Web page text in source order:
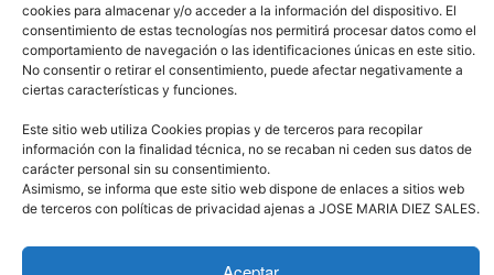
cookies para almacenar y/o acceder a la información del dispositivo. El
consentimiento de estas tecnologías nos permitirá procesar datos como el
comportamiento de navegación o las identificaciones únicas en este sitio.
No consentir o retirar el consentimiento, puede afectar negativamente a
ciertas características y funciones.
Este sitio web utiliza Cookies propias y de terceros para recopilar
información con la finalidad técnica, no se recaban ni ceden sus datos de
carácter personal sin su consentimiento.
Asimismo, se informa que este sitio web dispone de enlaces a sitios web
de terceros con políticas de privacidad ajenas a JOSE MARIA DIEZ SALES.
Website